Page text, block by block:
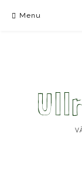
Menu